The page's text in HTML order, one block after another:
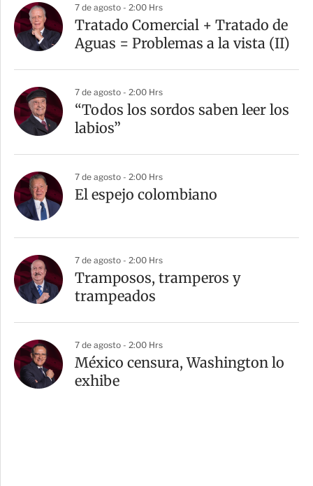
7 de agosto - 2:00 Hrs
Tratado Comercial + Tratado de
Aguas = Problemas a la vista (II)
7 de agosto - 2:00 Hrs
“Todos los sordos saben leer los
labios”
7 de agosto - 2:00 Hrs
El espejo colombiano
7 de agosto - 2:00 Hrs
Tramposos, tramperos y
trampeados
7 de agosto - 2:00 Hrs
México censura, Washington lo
exhibe